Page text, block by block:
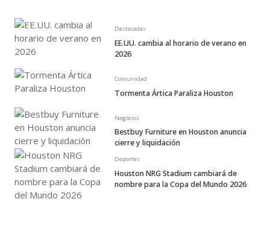
Destacadas
EE.UU. cambia al horario de verano en
2026
Comunidad
Tormenta Ártica Paraliza Houston
Negocios
Bestbuy Furniture en Houston anuncia
cierre y liquidación
Deportes
Houston NRG Stadium cambiará de
nombre para la Copa del Mundo 2026